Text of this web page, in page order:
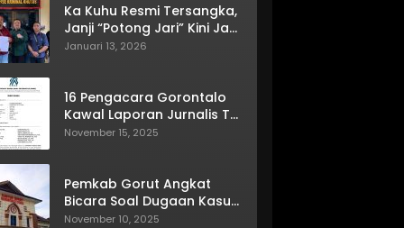
Ka Kuhu Resmi Tersangka,
Janji “Potong Jari” Kini Jadi
Bumerang
Januari 13, 2026
16 Pengacara Gorontalo
Kawal Laporan Jurnalis TV
One
November 15, 2025
Pemkab Gorut Angkat
Bicara Soal Dugaan Kasus
Asusila Oknum ASN
November 10, 2025